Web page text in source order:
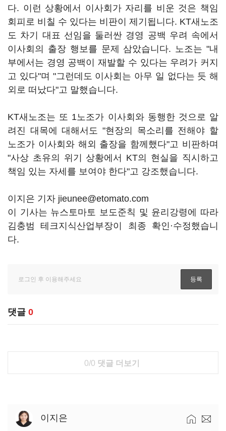
다. 이런 상황에서 이사회가 자리를 비운 것은 책임
회피로 비칠 수 있다는 비판이 제기됩니다. KT새노조
도 차기 대표 선임을 둘러싼 경영 공백 우려 속에서
이사회의 출장 행보를 문제 삼았습니다. 노조는 "내
부에서는 경영 공백이 재발할 수 있다는 우려가 커지
고 있다"며 "그런데도 이사회는 아무 일 없다는 듯 해
외로 떠났다"고 말했습니다.
KT새노조는 또 1노조가 이사회와 동행한 것으로 알
려진 대목에 대해서도 "현장의 목소리를 전해야 할
노조가 이사회와 해외 출장을 함께했다"고 비판하며
"사상 초유의 위기 상황에서 KT의 현실을 직시하고
책임 있는 자세를 보여야 한다"고 강조했습니다.
이지은 기자 jieunee@etomato.com
이 기사는 뉴스토마토 보도준칙 및 윤리강령에 따라
김충범 테크지식산업부장이 최종 확인·수정했습니
다.
댓글 0
0/0 댓글 더보기
이지은